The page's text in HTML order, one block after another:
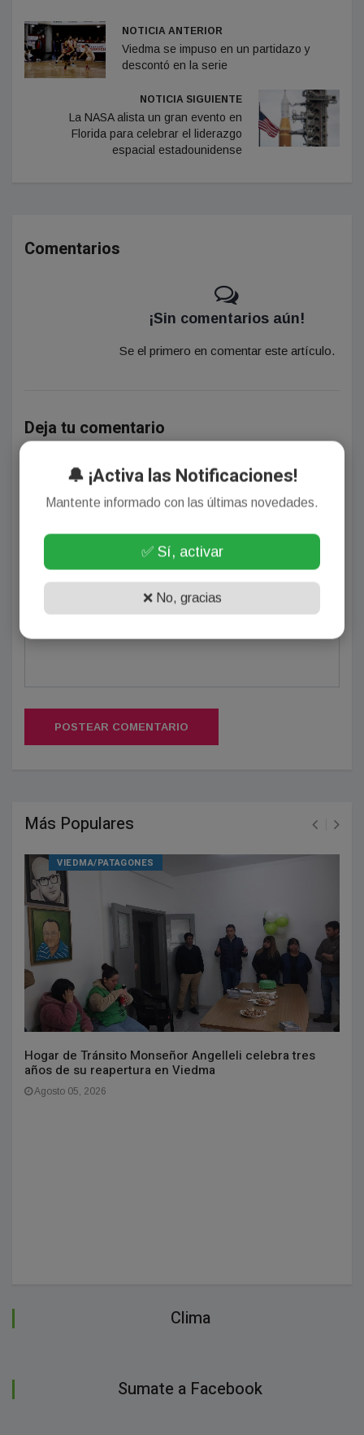
NOTICIA ANTERIOR
Viedma se impuso en un partidazo y
descontó en la serie
NOTICIA SIGUIENTE
La NASA alista un gran evento en
Florida para celebrar el liderazgo
espacial estadounidense
Comentarios
¡Sin comentarios aún!
Se el primero en comentar este artículo.
Deja tu comentario
(Su email no será publicado)
POSTEAR COMENTARIO
Más Populares
VIEDMA/PATAGONES
Hogar de Tránsito Monseñor Angelleli celebra tres
años de su reapertura en Viedma
Agosto 05, 2026
Clima
Sumate a Facebook
🔔 ¡Activa las Notificaciones!
Mantente informado con las últimas novedades.
✅ Sí, activar
❌ No, gracias